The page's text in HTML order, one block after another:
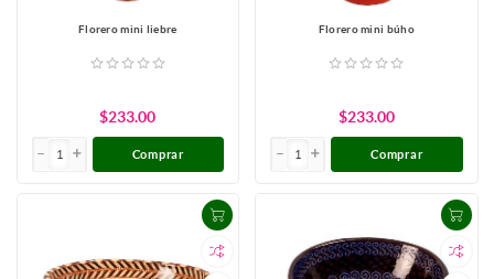
Florero mini liebre
$233.00
Comprar
Florero mini búho
$233.00
Comprar